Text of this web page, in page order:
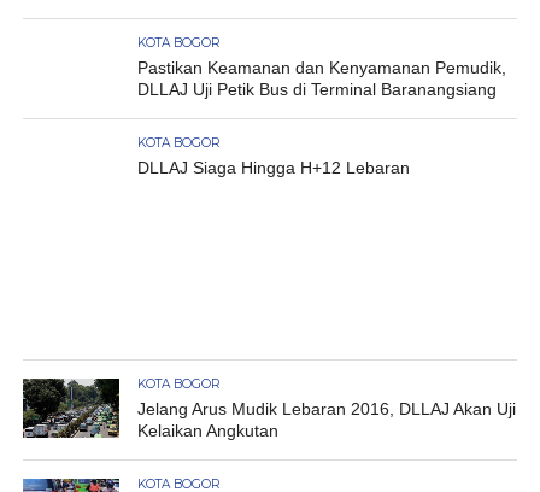
KOTA BOGOR
Pastikan Keamanan dan Kenyamanan Pemudik,
DLLAJ Uji Petik Bus di Terminal Baranangsiang
KOTA BOGOR
DLLAJ Siaga Hingga H+12 Lebaran
KOTA BOGOR
Jelang Arus Mudik Lebaran 2016, DLLAJ Akan Uji
Kelaikan Angkutan
KOTA BOGOR